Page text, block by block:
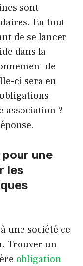
sont
En tout
de se lancer
dans la
de
ci sera en
association ?
une
les
une société ce
Trouver un
obligation